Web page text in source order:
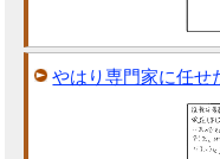
やはり専門家に任せ